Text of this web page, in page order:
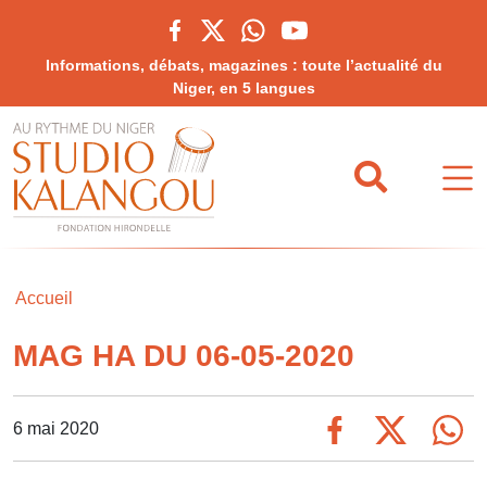
Informations, débats, magazines : toute l’actualité du
Niger, en 5 langues
Accueil
MAG HA DU 06-05-2020
6 mai 2020